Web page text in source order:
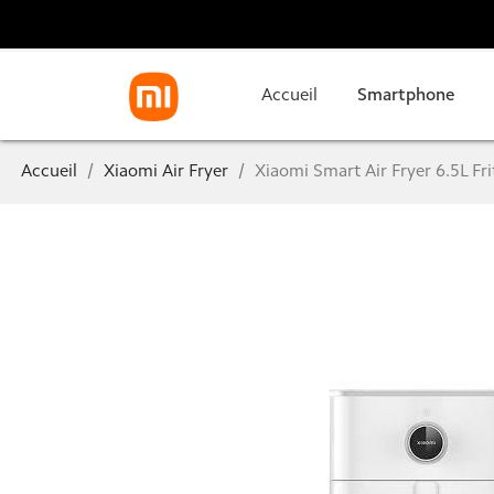
Accueil Smartphone
Accueil Xiaomi Air Fryer Xiaomi Smart Air Fryer 6.5L